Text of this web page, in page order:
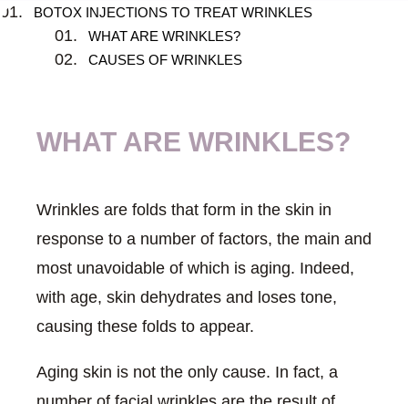
BOTOX INJECTIONS TO TREAT WRINKLES
WHAT ARE WRINKLES?
CAUSES OF WRINKLES
WHAT ARE WRINKLES?
Wrinkles are folds that form in the skin in
response to a number of factors, the main and
most unavoidable of which is aging. Indeed,
with age, skin dehydrates and loses tone,
causing these folds to appear.
Aging skin is not the only cause. In fact, a